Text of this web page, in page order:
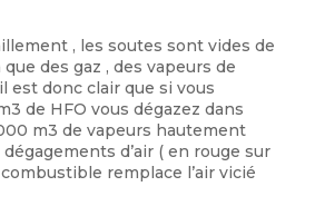
, les soutes sont vides de
que des gaz , des vapeurs de
est donc clair que si vous
de HFO vous dégazez dans
m3 de vapeurs hautement
d’air ( en rouge sur
remplace l’air vicié